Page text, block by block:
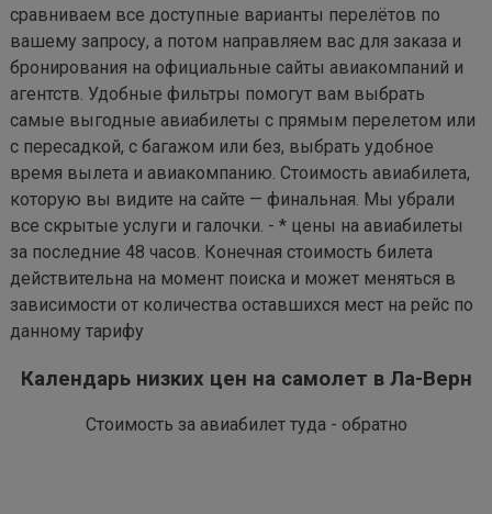
сравниваем все доступные варианты перелётов по
вашему запросу, а потом направляем вас для заказа и
бронирования на официальные сайты авиакомпаний и
агентств. Удобные фильтры помогут вам выбрать
самые выгодные авиабилеты с прямым перелетом или
с пересадкой, с багажом или без, выбрать удобное
время вылета и авиакомпанию. Стоимость авиабилета,
которую вы видите на сайте — финальная. Мы убрали
все скрытые услуги и галочки. - * цены на авиабилеты
за последние 48 часов. Конечная стоимость билета
действительна на момент поиска и может меняться в
зависимости от количества оставшихся мест на рейс по
данному тарифу
Календарь низких цен на самолет в Ла-Верн
Стоимость за авиабилет туда - обратно